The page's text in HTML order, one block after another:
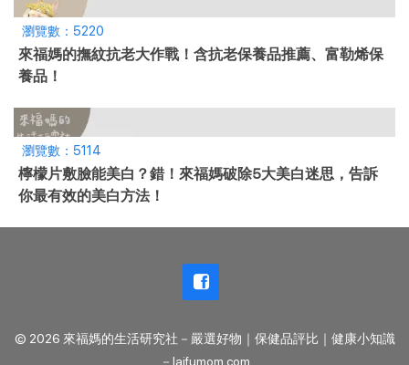
瀏覽數：5220
來福媽的撫紋抗老大作戰！含抗老保養品推薦、富勒烯保
養品！
瀏覽數：5114
檸檬片敷臉能美白？錯！來福媽破除5大美白迷思，告訴
你最有效的美白方法！
© 2026 來福媽的生活研究社－嚴選好物｜保健品評比｜健康小知識
－laifumom.com